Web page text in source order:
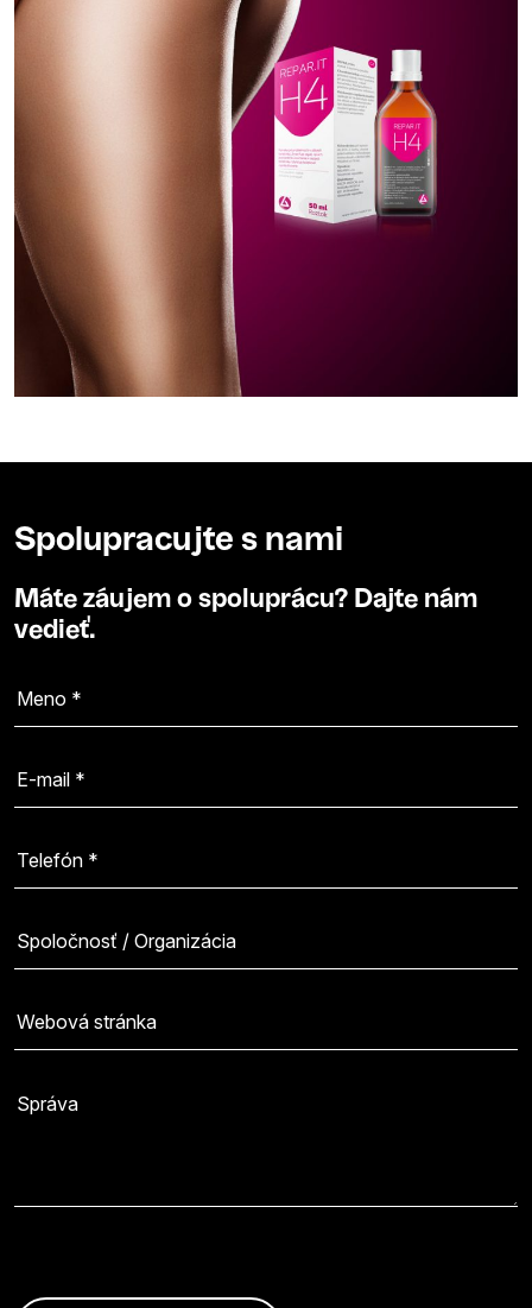
Spolupracujte s nami
Máte záujem o spoluprácu? Dajte nám
vedieť.